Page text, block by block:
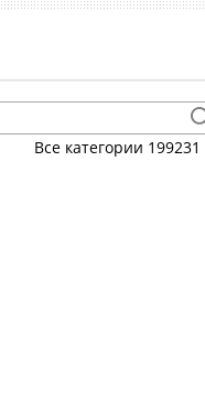
Все категории 199231